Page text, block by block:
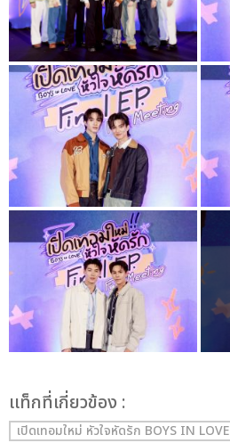
เเท็กที่เกี่ยวข้อง :
เปิดเทอมใหม่ หัวใจหัดรัก BOYS IN LOVE